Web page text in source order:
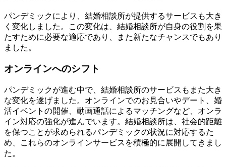
パンデミックにより、結婚相談所が提供するサービスも大き
く変化しました。この変化は、結婚相談所が自身の役割を果
たすために必要な適応であり、また新たなチャンスでもあり
ました。
オンラインへのシフト
パンデミックが進む中で、結婚相談所のサービスもまた大き
な変化を遂げました。オンラインでのお見合いやデート、婚
活イベントの開催、動画通話によるマッチングなど、オンラ
イン対応の強化が進んでいます。結婚相談所は、社会的距離
を保つことが求められるパンデミックの状況に対応するた
め、これらのオンラインサービスを積極的に展開してきまし
た。